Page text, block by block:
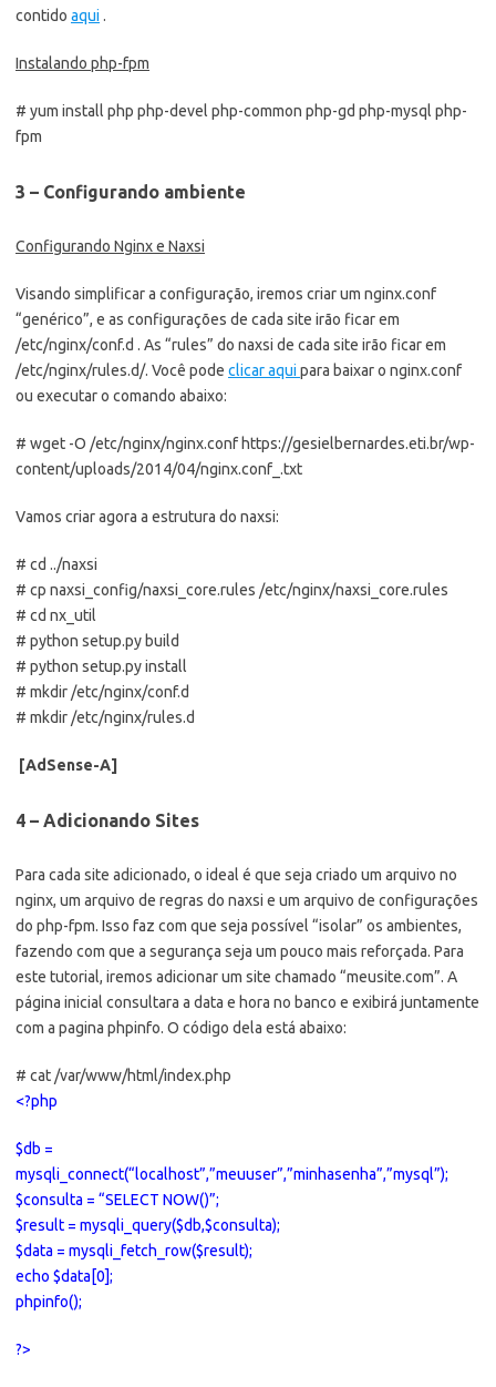
contido aqui .
Instalando php-fpm
# yum install php php-devel php-common php-gd php-mysql php-
fpm
3 – Configurando ambiente
Configurando Nginx e Naxsi
Visando simplificar a configuração, iremos criar um nginx.conf
“genérico”, e as configurações de cada site irão ficar em
/etc/nginx/conf.d . As “rules” do naxsi de cada site irão ficar em
/etc/nginx/rules.d/. Você pode clicar aqui para baixar o nginx.conf
ou executar o comando abaixo:
# wget -O /etc/nginx/nginx.conf https://gesielbernardes.eti.br/wp-
content/uploads/2014/04/nginx.conf_.txt
Vamos criar agora a estrutura do naxsi:
# cd ../naxsi
# cp naxsi_config/naxsi_core.rules /etc/nginx/naxsi_core.rules
# cd nx_util
# python setup.py build
# python setup.py install
# mkdir /etc/nginx/conf.d
# mkdir /etc/nginx/rules.d
[AdSense-A]
4 – Adicionando Sites
Para cada site adicionado, o ideal é que seja criado um arquivo no
nginx, um arquivo de regras do naxsi e um arquivo de configurações
do php-fpm. Isso faz com que seja possível “isolar” os ambientes,
fazendo com que a segurança seja um pouco mais reforçada. Para
este tutorial, iremos adicionar um site chamado “meusite.com”. A
página inicial consultara a data e hora no banco e exibirá juntamente
com a pagina phpinfo. O código dela está abaixo:
# cat /var/www/html/index.php
<?php
$db =
mysqli_connect(“localhost”,”meuuser”,”minhasenha”,”mysql”);
$consulta = “SELECT NOW()”;
$result = mysqli_query($db,$consulta);
$data = mysqli_fetch_row($result);
echo $data[0];
phpinfo();
?>